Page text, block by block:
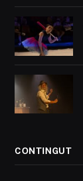
CONTINGUT